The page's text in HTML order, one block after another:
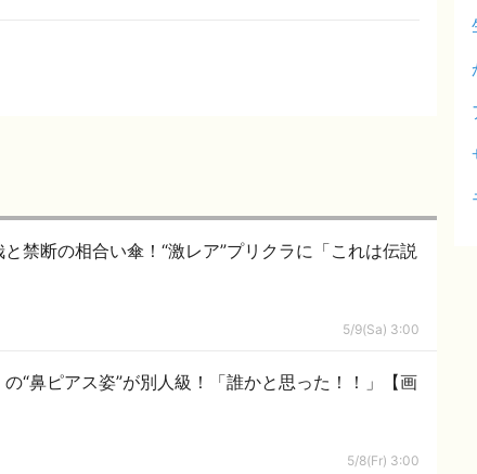
禁断の相合い傘！“激レア”プリクラに「これは伝説
5/9(Sa) 3:00
“鼻ピアス姿”が別人級！「誰かと思った！！」【画
5/8(Fr) 3:00